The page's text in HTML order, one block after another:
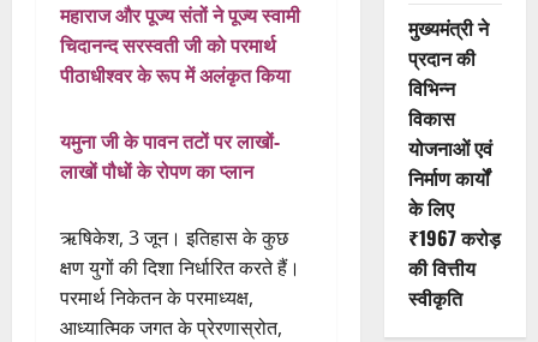
महाराज और पूज्य संतों ने पूज्य स्वामी
चिदानन्द सरस्वती जी को परमार्थ
पीठाधीश्वर के रूप में अलंकृत किया
यमुना जी के पावन तटों पर लाखों-
लाखों पौधों के रोपण का प्लान
ऋषिकेश, 3 जून। इतिहास के कुछ
क्षण युगों की दिशा निर्धारित करते हैं।
परमार्थ निकेतन के परमाध्यक्ष,
आध्यात्मिक जगत के प्रेरणास्रोत,
मुख्यमंत्री ने
प्रदान की
विभिन्न
विकास
योजनाओं एवं
निर्माण कार्यों
के लिए
₹1967 करोड़
की वित्तीय
स्वीकृति